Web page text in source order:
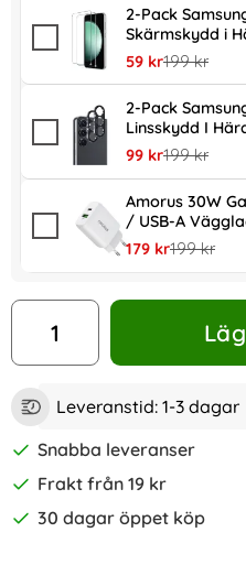
2-Pack
Skärmskydd i
rea pris
59 krtidigare pris
199 kr
2-Pack
Linsskydd I
rea pris
99 krtidigare pris
199 kr
Amorus 30W
/ USB-A
rea pris
179 krtidigare pris
199 kr
antal
Leveranstid: 1-3 dagar
Snabba leveranser
Frakt från 19 kr
30 dagar öppet köp